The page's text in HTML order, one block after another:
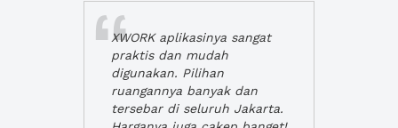
XWORK aplikasinya sangat
praktis dan mudah
digunakan. Pilihan
ruangannya banyak dan
tersebar di seluruh Jakarta.